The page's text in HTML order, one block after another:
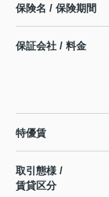
保険名 / 保険期間
保証会社 / 料金
特優賃
取引態様 /
賃貸区分